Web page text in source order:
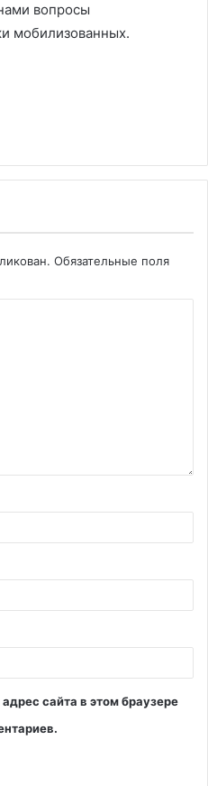
вопросы
мобилизованных.
Обязательные поля
сайта в этом браузере